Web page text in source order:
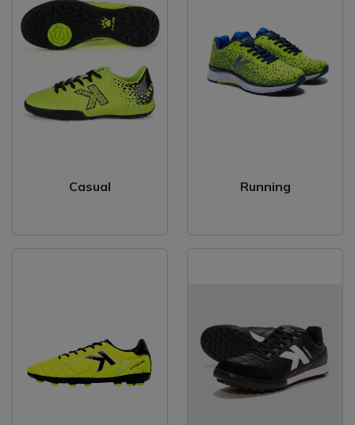
Casual Running